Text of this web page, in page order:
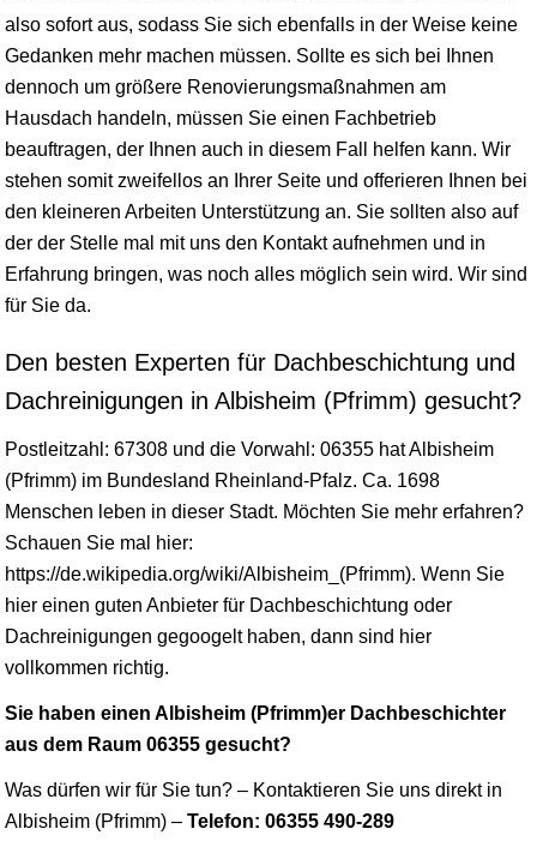
also sofort aus, sodass Sie sich ebenfalls in der Weise keine
Gedanken mehr machen müssen. Sollte es sich bei Ihnen
dennoch um größere Renovierungsmaßnahmen am
Hausdach handeln, müssen Sie einen Fachbetrieb
beauftragen, der Ihnen auch in diesem Fall helfen kann. Wir
stehen somit zweifellos an Ihrer Seite und offerieren Ihnen bei
den kleineren Arbeiten Unterstützung an. Sie sollten also auf
der der Stelle mal mit uns den Kontakt aufnehmen und in
Erfahrung bringen, was noch alles möglich sein wird. Wir sind
für Sie da.
Den besten Experten für Dachbeschichtung und
Dachreinigungen in Albisheim (Pfrimm) gesucht?
Postleitzahl: 67308 und die Vorwahl: 06355 hat Albisheim
(Pfrimm) im Bundesland Rheinland-Pfalz. Ca. 1698
Menschen leben in dieser Stadt. Möchten Sie mehr erfahren?
Schauen Sie mal hier:
https://de.wikipedia.org/wiki/Albisheim_(Pfrimm). Wenn Sie
hier einen guten Anbieter für Dachbeschichtung oder
Dachreinigungen gegoogelt haben, dann sind hier
vollkommen richtig.
Sie haben einen Albisheim (Pfrimm)er Dachbeschichter
aus dem Raum 06355 gesucht?
Was dürfen wir für Sie tun? – Kontaktieren Sie uns direkt in
Albisheim (Pfrimm) – Telefon: 06355 490-289